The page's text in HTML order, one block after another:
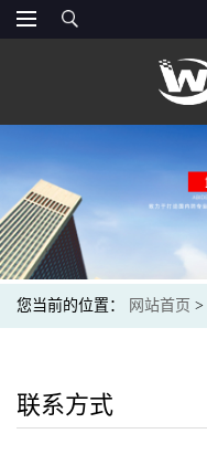
您当前的位置： 网站首页 >
联系方式